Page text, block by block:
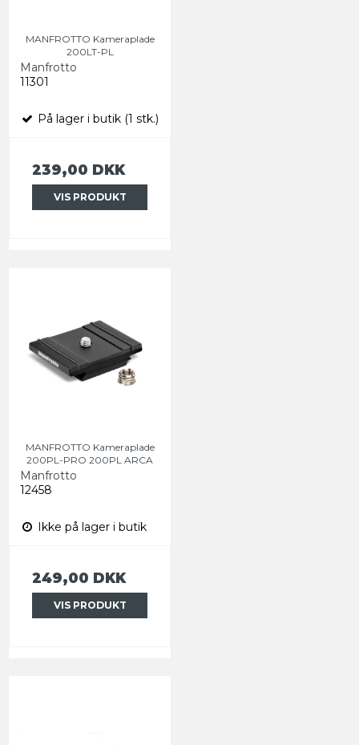
MANFROTTO Kameraplade
200LT-PL
Manfrotto
11301
På lager i butik (1 stk.)
239,00 DKK
VIS PRODUKT
MANFROTTO Kameraplade
200PL-PRO 200PL ARCA
Manfrotto
12458
Ikke på lager i butik
249,00 DKK
VIS PRODUKT